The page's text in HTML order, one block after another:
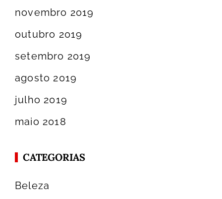
novembro 2019
outubro 2019
setembro 2019
agosto 2019
julho 2019
maio 2018
CATEGORIAS
Beleza